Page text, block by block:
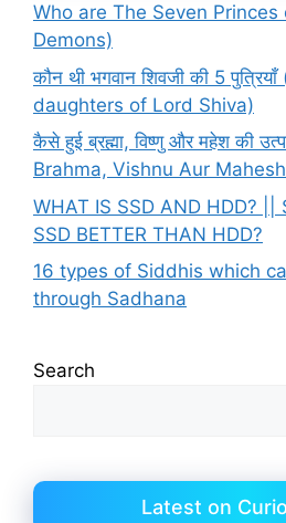
Who are The Seven Princes
Demons)
कौन थी भगवान शिवजी की 5
daughters of Lord Shiva)
कैसे हुई ब्रह्मा, विष्णु और महेश की
Brahma, Vishnu Aur
WHAT IS SSD AND HDD? ||
SSD BETTER THAN HDD?
16 types of Siddhis which
through Sadhana
Search
Latest on